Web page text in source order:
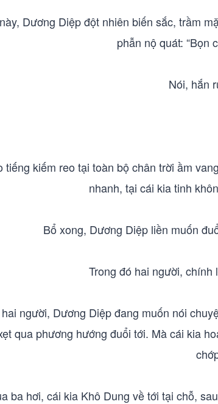
Dương Diệp đột nhiên biến sắc, trầm
phẫn nộ quát: “Bọn
Nói, hắn
tiếng kiếm reo tại toàn bộ chân trời ầm
nhanh, tại cái kia tinh
Bổ xong, Dương Diệp liền muốn
Trong đó hai người,
người, Dương Diệp đang muốn nói
qua phương hướng đuổi tới. Mà cái kia
ba hơi, cái kia Khô Dung về tới tại chỗ,